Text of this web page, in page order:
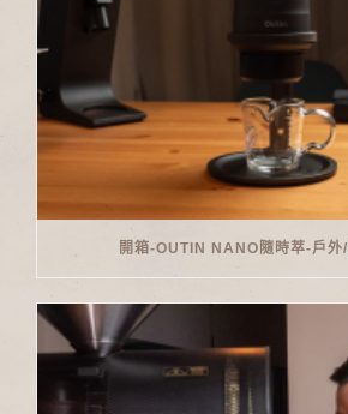
開箱-OUTIN NANO隨時萃-戶外